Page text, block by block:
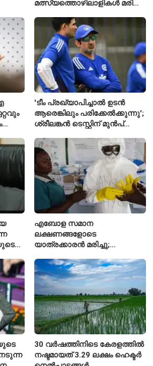
മത്സ്യത്തൊഴിലാളികൾ മരിച്ചു;
47,773 പേരെ രക്ഷപ്പെടുത്തി
'ടീം പ്രഖ്യാപിച്ചാൽ ഉടൻ
ആരെങ്കിലും പരിക്കേൽക്കുന്നു';
ശ്രീലങ്കൻ ടെസ്റ്റിന് മുൻപ്
മുൻതാരം
എബോള സമാന
ലക്ഷണങ്ങളോടെ
യാത്രക്കാരൻ മരിച്ചു;
യാത്രക്കാരെ നിരീക്ഷണത്തിൽ
30 വർഷത്തിനിടെ കേരളത്തിൽ
നഷ്ടമായത് 3.29 ലക്ഷം ഹെക്ടർ